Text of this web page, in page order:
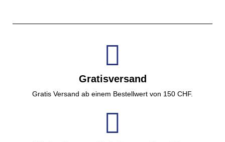
Gratisversand
Gratis Versand ab einem Bestellwert von 150 CHF.